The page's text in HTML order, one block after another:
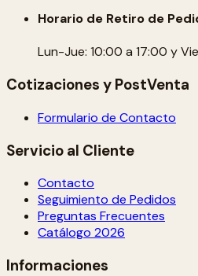
Horario de Retiro de
Lun-Jue: 10:00 a 17:00 y
Cotizaciones y PostVenta
Formulario de Contacto
Servicio al Cliente
Contacto
Seguimiento de Pedidos
Preguntas Frecuentes
Catálogo 2026
Informaciones